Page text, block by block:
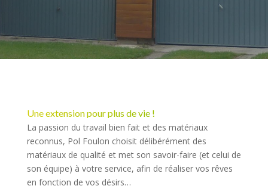
Une extension pour plus de vie !
La passion du travail bien fait et des matériaux
reconnus, Pol Foulon choisit délibérément des
matériaux de qualité et met son savoir-faire (et celui de
son équipe) à votre service, afin de réaliser vos rêves
en fonction de vos désirs…